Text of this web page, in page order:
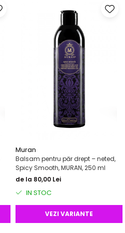
Muran
Balsam pentru păr drept – neted,
Spicy Smooth, MURAN, 250 ml
de la 80,00 Lei
IN STOC
VEZI VARIANTE